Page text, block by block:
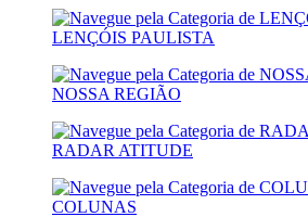
LENÇÓIS PAULISTA
NOSSA REGIÃO
RADAR ATITUDE
COLUNAS